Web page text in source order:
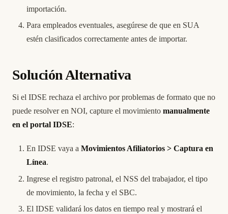
importación.
Para empleados eventuales, asegúrese de que en SUA
estén clasificados correctamente antes de importar.
Solución Alternativa
Si el IDSE rechaza el archivo por problemas de formato que no
puede resolver en NOI, capture el movimiento manualmente
en el portal IDSE:
En IDSE vaya a Movimientos Afiliatorios > Captura en
Línea.
Ingrese el registro patronal, el NSS del trabajador, el tipo
de movimiento, la fecha y el SBC.
El IDSE validará los datos en tiempo real y mostrará el